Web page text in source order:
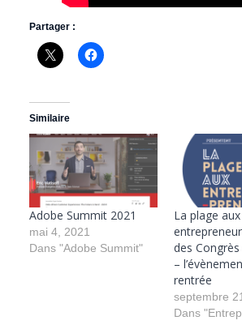
Partager :
Similaire
Adobe Summit 2021
mai 4, 2021
Dans "Adobe Summit"
La plage aux
des Congrès
–
rentrée
septembre
Dans